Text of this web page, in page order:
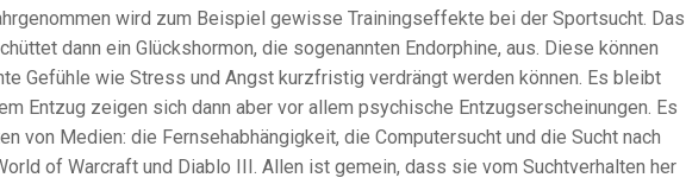
wird zum Beispiel gewisse Trainingseffekte bei der Sportsucht. Das
dann ein Glückshormon, die sogenannten Endorphine, aus. Diese können
Gefühle wie Stress und Angst kurzfristig verdrängt werden können. Es bleibt
Entzug zeigen sich dann aber vor allem psychische Entzugserscheinungen. Es
von Medien: die Fernsehabhängigkeit, die Computersucht und die Sucht nach
of Warcraft und Diablo III. Allen ist gemein, dass sie vom Suchtverhalten her